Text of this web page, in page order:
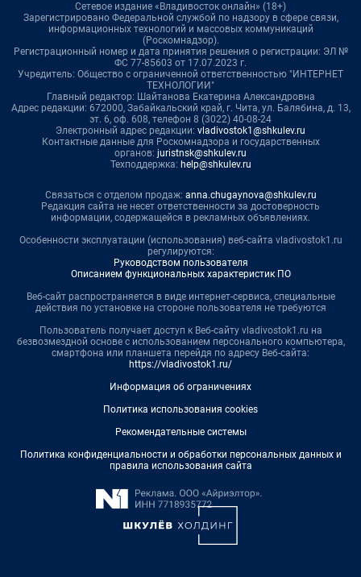
Сетевое издание «Владивосток онлайн» (18+)
Зарегистрировано Федеральной службой по надзору в сфере связи,
информационных технологий и массовых коммуникаций
(Роскомнадзор).
Регистрационный номер и дата принятия решения о регистрации: ЭЛ №
ФС 77-85603 от 17.07.2023 г.
Учредитель: Общество с ограниченной ответственностью "ИНТЕРНЕТ
ТЕХНОЛОГИИ"
Главный редактор: Шайтанова Екатерина Александровна
Адрес редакции: 672000, Забайкальский край, г. Чита, ул. Балябина, д. 13,
эт. 6, оф. 608, телефон 8 (3022) 40-08-24
Электронный адрес редакции: vladivostok1@shkulev.ru
Контактные данные для Роскомнадзора и государственных
органов: juristnsk@shkulev.ru
Техподдержка: help@shkulev.ru
Связаться с отделом продаж: anna.chugaynova@shkulev.ru
Редакция сайта не несет ответственности за достоверность
информации, содержащейся в рекламных объявлениях.
Особенности эксплуатации (использования) веб-сайта vladivostok1.ru
регулируются:
Руководством пользователя
Описанием функциональных характеристик ПО
Веб-сайт распространяется в виде интернет-сервиса, специальные
действия по установке на стороне пользователя не требуются
Пользователь получает доступ к Веб-сайту vladivostok1.ru на
безвозмездной основе с использованием персонального компьютера,
смартфона или планшета перейдя по адресу Веб-сайта:
https://vladivostok1.ru/
Информация об ограничениях
Политика использования cookies
Рекомендательные системы
Политика конфиденциальности и обработки персональных данных и
правила использования сайта